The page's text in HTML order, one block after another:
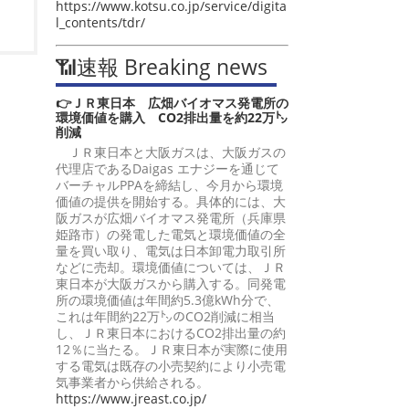
https://www.kotsu.co.jp/service/digita
l_contents/tdr/
📶速報 Breaking news
👉ＪＲ東日本 広畑バイオマス発電所の
環境価値を購入 CO2排出量を約22万㌧
削減
ＪＲ東日本と大阪ガスは、大阪ガスの
代理店であるDaigas エナジーを通じて
バーチャルPPAを締結し、今月から環境
価値の提供を開始する。具体的には、大
阪ガスが広畑バイオマス発電所（兵庫県
姫路市）の発電した電気と環境価値の全
量を買い取り、電気は日本卸電力取引所
などに売却。環境価値については、ＪＲ
東日本が大阪ガスから購入する。同発電
所の環境価値は年間約5.3億kWh分で、
これは年間約22万㌧のCO2削減に相当
し、ＪＲ東日本におけるCO2排出量の約
12％に当たる。ＪＲ東日本が実際に使用
する電気は既存の小売契約により小売電
気事業者から供給される。
https://www.jreast.co.jp/